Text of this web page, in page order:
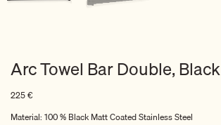
Arc Towel Bar Double, Black
225€
Material: 100 % Black Matt Coated Stainless Steel